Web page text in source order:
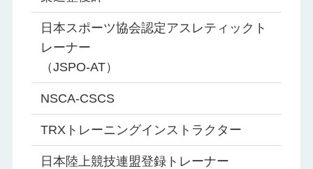
日本スポーツ協会認定アスレティックト
レーナー
（JSPO-AT）
NSCA‐CSCS
TRXトレーニングインストラクター
日本陸上競技連盟登録トレーナー